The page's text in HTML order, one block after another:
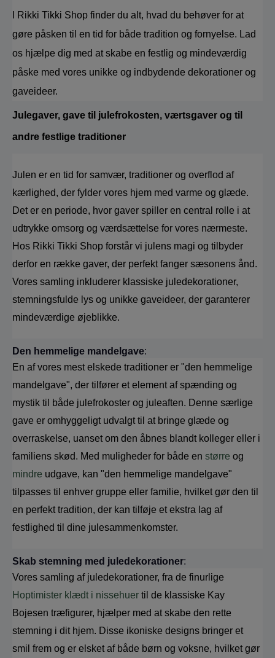
I Rikki Tikki Shop finder du alt, hvad du behøver for at
gøre påsken til en tid for både tradition og fornyelse. Lad
os hjælpe dig med at skabe en festlig og mindeværdig
påske med vores unikke og indbydende dekorationer og
gaveideer.
Julegaver, gave til julefrokosten, værtsgaver og til
andre festlige traditioner
Julen er en tid for samvær, traditioner og overflod af
kærlighed, der fylder vores hjem med varme og glæde.
Det er en periode, hvor gaver spiller en central rolle i at
udtrykke omsorg og værdsættelse for vores nærmeste.
Hos Rikki Tikki Shop forstår vi julens magi og tilbyder
derfor en række gaver, der perfekt fanger sæsonens ånd.
Vores samling inkluderer klassiske juledekorationer,
stemningsfulde lys og unikke gaveideer, der garanterer
mindeværdige øjeblikke.
Den hemmelige mandelgave:
En af vores mest elskede traditioner er "den hemmelige
mandelgave", der tilfører et element af spænding og
mystik til både julefrokoster og juleaften. Denne særlige
gave er omhyggeligt udvalgt til at bringe glæde og
overraskelse, uanset om den åbnes blandt kolleger eller i
familiens skød. Med muligheder for både en større
mindre udgave, kan "den hemmelige mandelgave"
tilpasses til enhver gruppe eller familie, hvilket gør den til
en perfekt tradition, der kan tilføje et ekstra lag af
festlighed til dine julesammenkomster.
Skab stemning med juledekorationer:
Hoptimister klædt i nissehuer til de klassiske Kay
Bojesen træfigurer, hjælper med at skabe den rette
stemning i dit hjem. Disse ikoniske designs bringer et
smil frem og er elsket af både børn og voksne, hvilket gør